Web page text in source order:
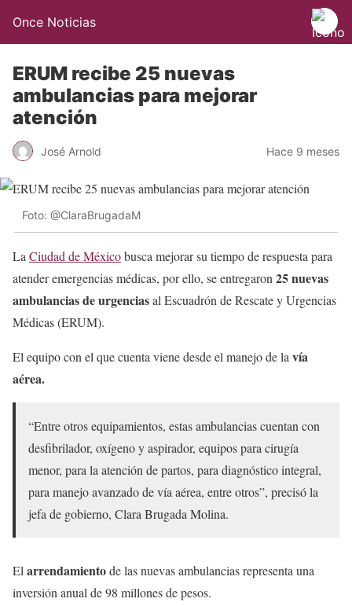
Once Noticias
ERUM recibe 25 nuevas
ambulancias para mejorar
atención
José Arnold Hace 9 meses
Foto: @ClaraBrugadaM
La Ciudad de Méxicobusca mejorar su tiempo de respuesta para
atender emergencias médicas, por ello, se entregaron 25 nuevas
ambulancias de urgenciasal Escuadrón de Rescate y Urgencias
Médicas (ERUM).
El equipo con el que cuenta viene desde el manejo de la vía
aérea.
“Entre otros equipamientos, estas ambulancias cuentan con
desfibrilador, oxígeno y aspirador, equipos para cirugía
menor, para la atención de partos, para diagnóstico integral,
para manejo avanzado de vía aérea, entre otros”, precisó la
jefa de gobierno, Clara Brugada Molina.
El arrendamientode las nuevas ambulancias representa una
inversión anual de 98 millones de pesos.